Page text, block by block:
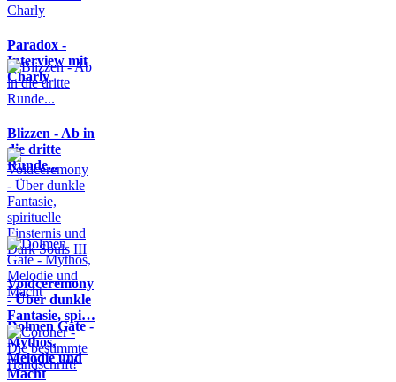
Paradox -
Interview mit
Charly
Blizzen - Ab in
die dritte
Runde...
Voidceremony
- Über dunkle
Fantasie, spi…
Dolmen Gate -
Mythos,
Melodie und
Macht